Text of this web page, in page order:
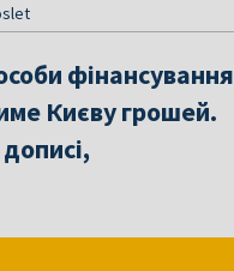
фінансування
Києву грошей.